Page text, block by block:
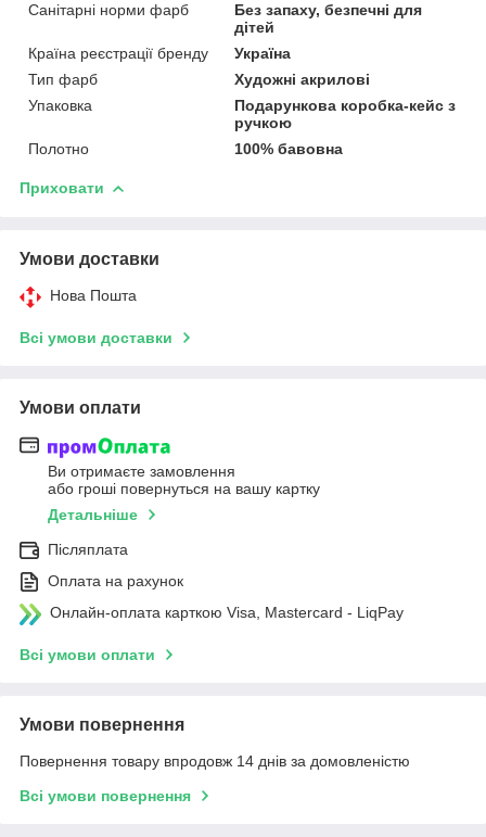
Санітарні норми фарб
Без запаху, безпечні для
дітей
Країна реєстрації бренду
Україна
Тип фарб
Художні акрилові
Упаковка
Подарункова коробка-кейс з
ручкою
Полотно
100% бавовна
Приховати
Умови доставки
Нова Пошта
Всі умови доставки
Умови оплати
Ви отримаєте замовлення
або гроші повернуться на вашу картку
Детальніше
Післяплата
Оплата на рахунок
Онлайн-оплата карткою Visa, Mastercard - LiqPay
Всі умови оплати
Умови повернення
Повернення товару впродовж 14 днів за домовленістю
Всі умови повернення